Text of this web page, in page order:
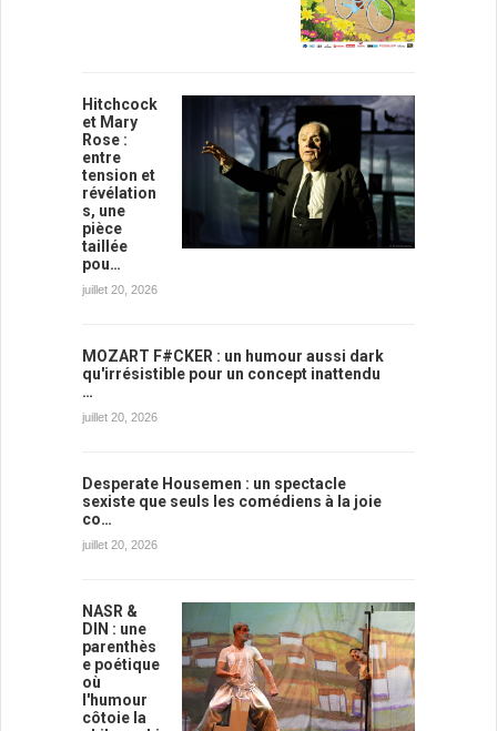
Hitchcock
et Mary
Rose :
entre
tension et
révélation
s, une
pièce
taillée
pou…
juillet 20, 2026
MOZART F#CKER : un humour aussi dark
qu'irrésistible pour un concept inattendu
…
juillet 20, 2026
Desperate Housemen : un spectacle
sexiste que seuls les comédiens à la joie
co…
juillet 20, 2026
NASR &
DIN : une
parenthès
e poétique
où
l'humour
côtoie la